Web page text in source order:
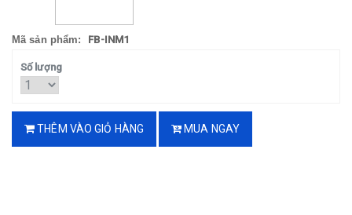
Mã sản phẩm: FB-INM1
Số lượng
THÊM VÀO GIỎ HÀNG MUA NGAY